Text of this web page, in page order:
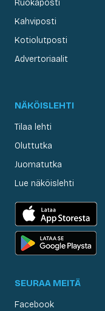
Ruokaposti
Kahviposti
Kotiolutposti
Advertoriaalit
NÄKÖISLEHTI
Tilaa lehti
Oluttutka
Juomatutka
Lue näköislehti
SEURAA MEITÄ
Facebook